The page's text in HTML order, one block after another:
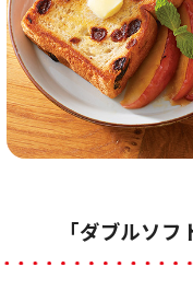
「ダブルソ